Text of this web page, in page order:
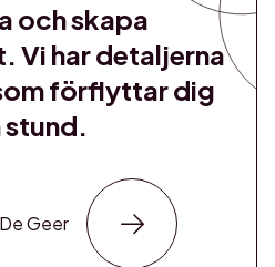
och skapa
Vi har detaljerna
förflyttar dig
stund.
Geer